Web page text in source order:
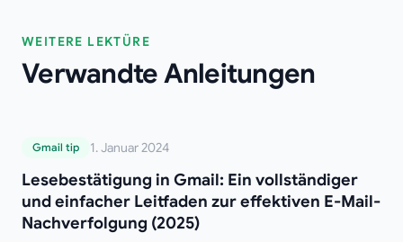
WEITERE LEKTÜRE
Verwandte Anleitungen
Lesebestätigung in Gmail: Ein
effektiven E-Mail-Nachverfolgung (2025)
Gmail tip 1. Januar 2024
Lesebestätigung in Gmail: Ein vollständiger
und einfacher Leitfaden zur effektiven E-Mail-
Nachverfolgung (2025)